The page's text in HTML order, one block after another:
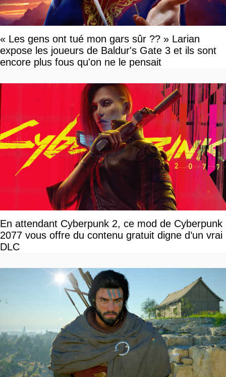
« Les gens ont tué mon gars sûr ?? » Larian
expose les joueurs de Baldur's Gate 3 et ils sont
encore plus fous qu'on ne le pensait
En attendant Cyberpunk 2, ce mod de Cyberpunk
2077 vous offre du contenu gratuit digne d’un vrai
DLC